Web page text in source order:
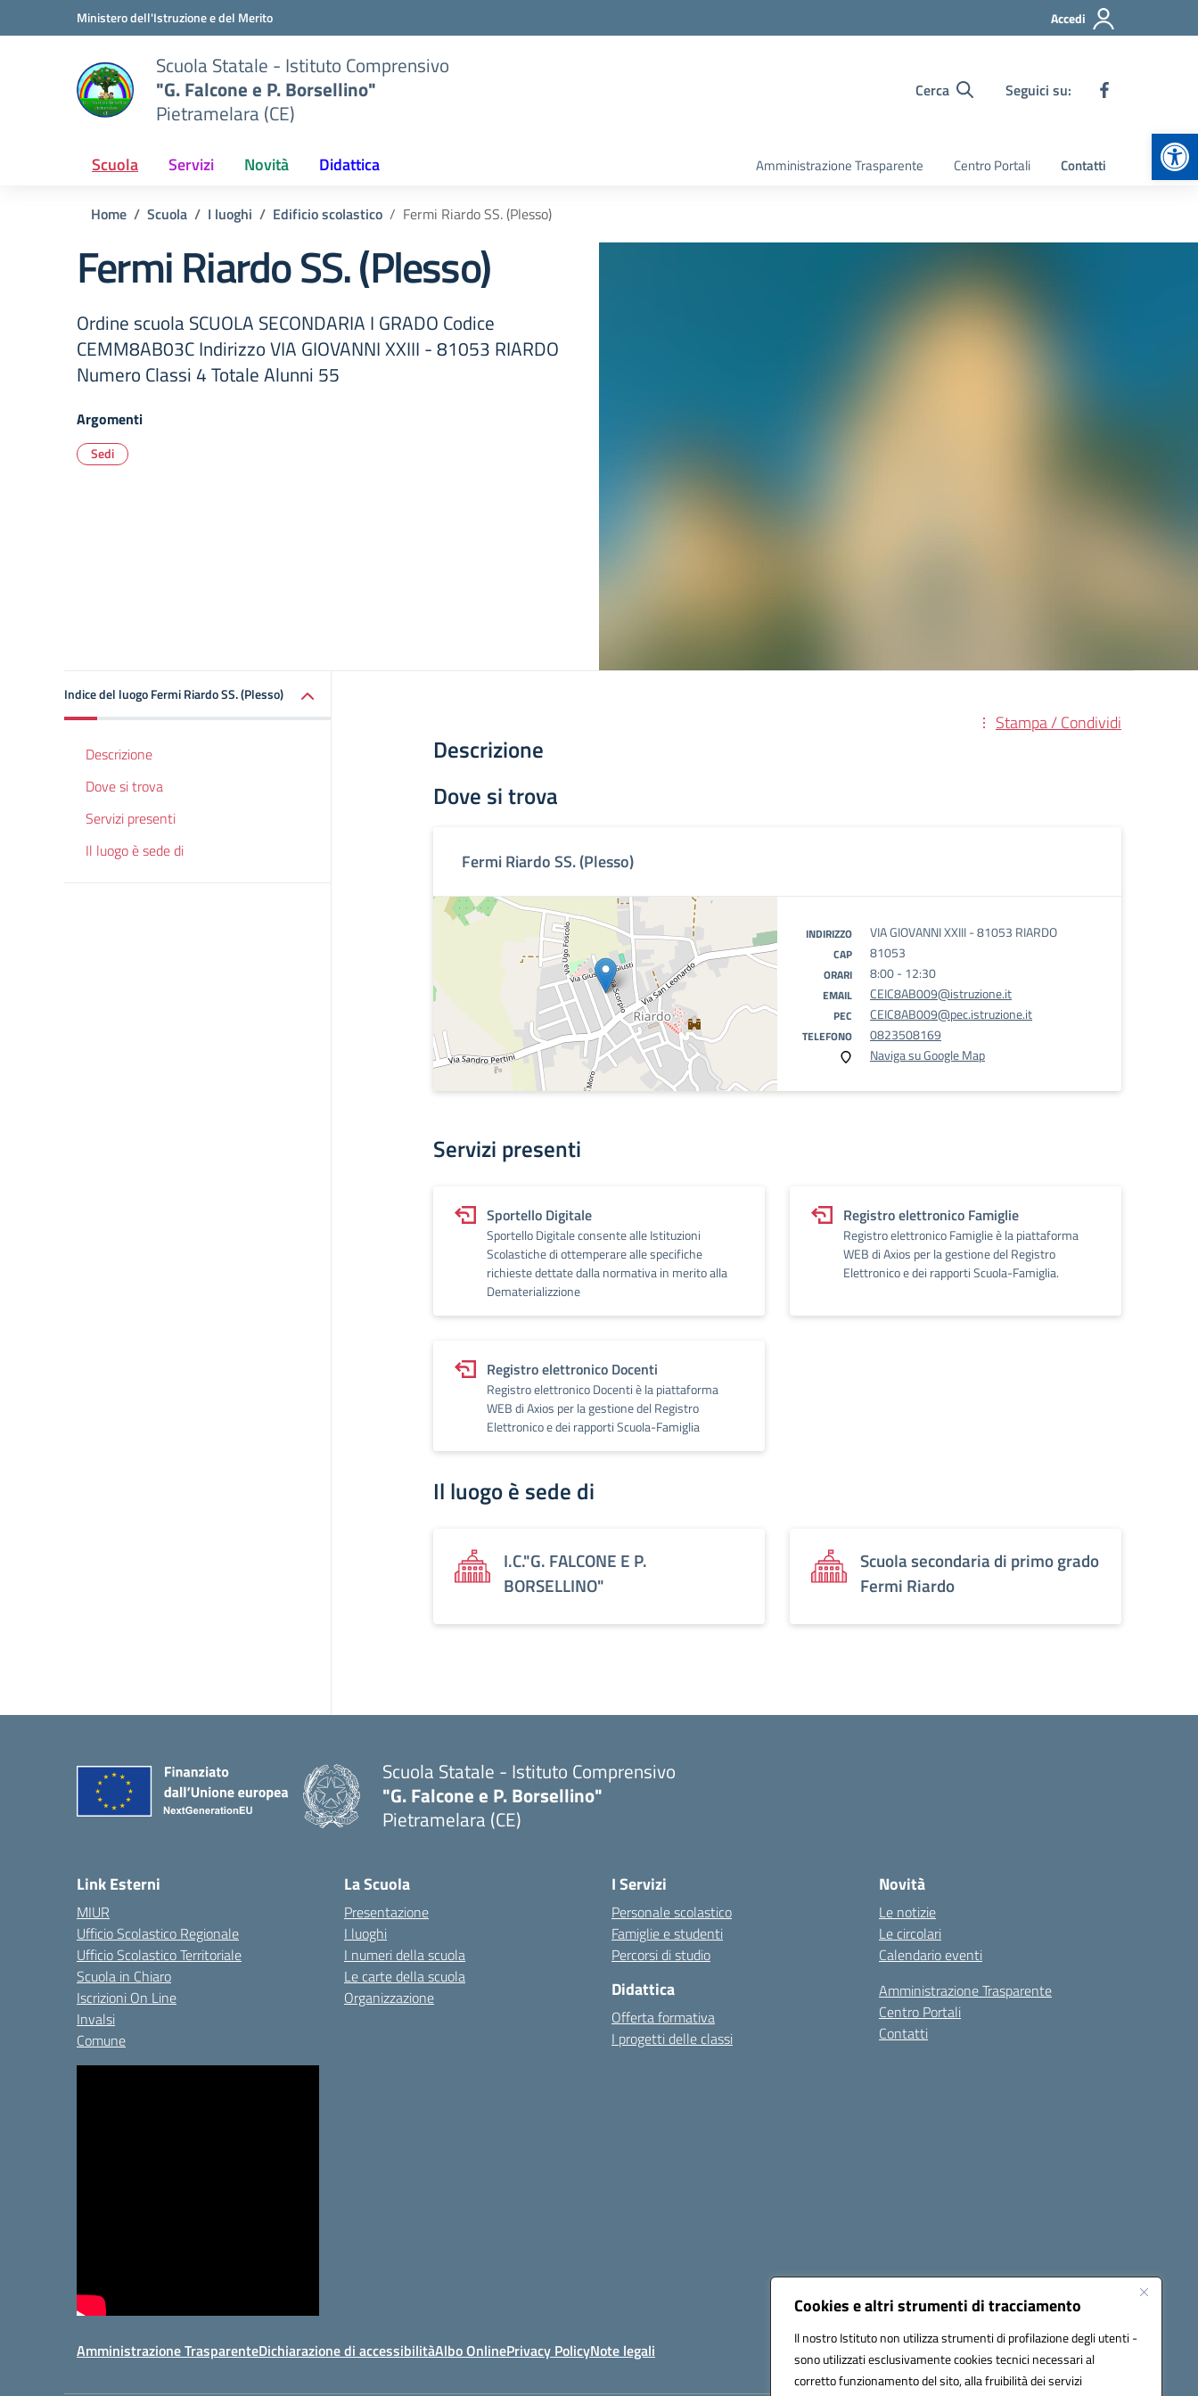
Cookies e altri strumenti di tracciamento
Il nostro Istituto non utilizza strumenti di profilazione degli utenti -
sono utilizzati esclusivamente cookies tecnici necessari al
corretto funzionamento del sito, alla fruibilità dei servizi
Vai ai contenuti
Vai al menu di navigazioneMinistero dell'Istruzione e del Merito Accedi
Scuola Statale - Istituto Comprensivo
"G. Falcone e P. Borsellino"
Pietramelara (CE)
Cerca Seguici su:
Scuola Servizi Novità Didattica Amministrazione Trasparente Centro Portali Contatti
Home Scuola I luoghi Edificio scolastico Fermi Riardo SS. (Plesso)
Fermi Riardo SS. (Plesso)
Ordine scuola SCUOLA SECONDARIA I GRADO Codice
CEMM8AB03C Indirizzo VIA GIOVANNI XXIII - 81053 RIARDO
Numero Classi 4 Totale Alunni 55
Argomenti
Sedi
Indice del luogo Fermi Riardo SS. (Plesso)
Descrizione
Dove si trova
Servizi presenti
Il luogo è sede di
Stampa / Condividi
Descrizione
Dove si trova
Fermi Riardo SS. (Plesso)
INDIRIZZO VIA GIOVANNI XXIII - 81053 RIARDO
CAP 81053
ORARI 8:00 - 12:30
EMAIL CEIC8AB009@istruzione.it
PEC CEIC8AB009@pec.istruzione.it
TELEFONO
0823508169
Naviga su Google Map
Servizi presenti
Sportello Digitale
Sportello Digitale consente alle Istituzioni
Scolastiche di ottemperare alle specifiche
richieste dettate dalla normativa in merito alla
Dematerializzione
Registro elettronico Famiglie
Registro elettronico Famiglie è la piattaforma
WEB di Axios per la gestione del Registro
Elettronico e dei rapporti Scuola-Famiglia.
Registro elettronico Docenti
Registro elettronico Docenti è la piattaforma
WEB di Axios per la gestione del Registro
Elettronico e dei rapporti Scuola-Famiglia
Il luogo è sede di
I.C."G. FALCONE E P.
BORSELLINO"
Scuola secondaria di primo grado
Fermi Riardo
Scuola Statale - Istituto Comprensivo
"G. Falcone e P. Borsellino"
Pietramelara (CE)
Link Esterni
MIUR
Ufficio Scolastico Regionale
Ufficio Scolastico Territoriale
Scuola in Chiaro
Iscrizioni On Line
Invalsi
Comune
La Scuola
Presentazione
I luoghi
I numeri della scuola
Le carte della scuola
Organizzazione
I Servizi
Personale scolastico
Famiglie e studenti
Percorsi di studio
Didattica
Offerta formativa
I progetti delle classi
Novità
Le notizie
Le circolari
Calendario eventi
Amministrazione Trasparente
Centro Portali
Contatti
Amministrazione TrasparenteDichiarazione di accessibilitàAlbo OnlinePrivacy PolicyNote legali Seguici su: